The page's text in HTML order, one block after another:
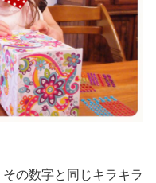
の数字と同じキラキラ